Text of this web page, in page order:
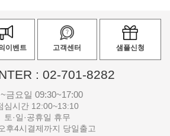
이벤트 고객센터 샘플신청
: 02-701-8282
금요일 09:30~17:00
심시간 12:00~13:10
토·일·공휴일 휴무
후4시결제까지 당일출고